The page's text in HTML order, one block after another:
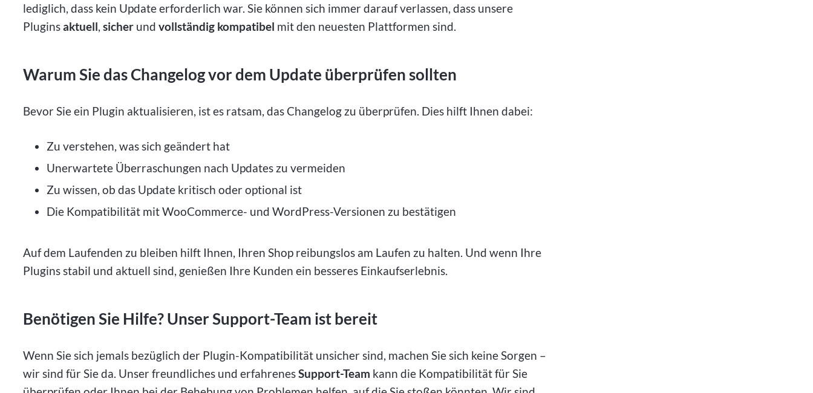
lediglich, dass kein Update erforderlich war. Sie können sich immer darauf verlassen, dass unsere
Pluginsaktuell,sicher undvollständig kompatibel mit den neuesten Plattformen sind.
Warum Sie das Changelog vor dem Update überprüfen sollten
Bevor Sie ein Plugin aktualisieren, ist es ratsam, das Changelog zu überprüfen. Dies hilft Ihnen dabei:
Zu verstehen, was sich geändert hat
Unerwartete Überraschungen nach Updates zu vermeiden
Zu wissen, ob das Update kritisch oder optional ist
Die Kompatibilität mit WooCommerce- und WordPress-Versionen zu bestätigen
Auf dem Laufenden zu bleiben hilft Ihnen, Ihren Shop reibungslos am Laufen zu halten. Und wenn Ihre
Plugins stabil und aktuell sind, genießen Ihre Kunden ein besseres Einkaufserlebnis.
Benötigen Sie Hilfe? Unser Support-Team ist bereit
Wenn Sie sich jemals bezüglich der Plugin-Kompatibilität unsicher sind, machen Sie sich keine Sorgen –
wir sind für Sie da. Unser freundliches und erfahrenesSupport-Team kann die Kompatibilität für Sie